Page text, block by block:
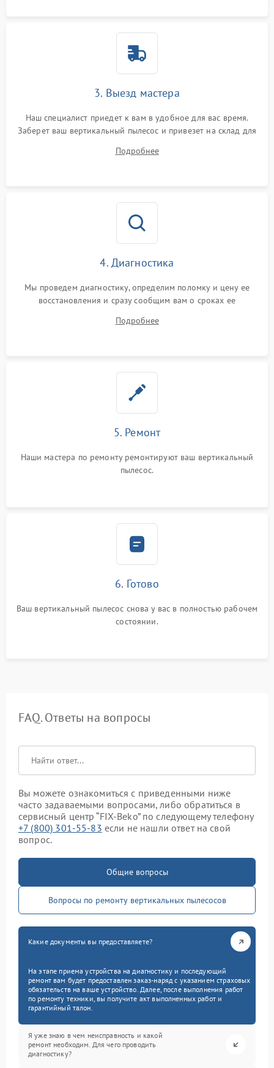
3. Выезд мастера
Наш специалист приедет к вам в удобное для вас время.
Заберет ваш вертикальный пылесос и привезет на склад для
Подробнее
4. Диагностика
Мы проведем диагностику, определим поломку и цену ее
восстановления и сразу сообщим вам о сроках ее
Подробнее
5. Ремонт
Наши мастера по ремонту ремонтируют ваш вертикальный
пылесос.
6. Готово
Ваш вертикальный пылесос снова у вас в полностью рабочем
состоянии.
FAQ. Ответы на вопросы
Вы можете ознакомиться с приведенными ниже
часто задаваемыми вопросами, либо обратиться в
сервисный центр “FIX-Beko” по следующему телефону
+7 (800) 301-55-83 если не нашли ответ на свой
вопрос.
Общие вопросы
Вопросы по ремонту вертикальных пылесосов
Какие документы вы предоставляете?
На этапе приема устройства на диагностику и последующий
ремонт вам будет предоставлен заказ-наряд с указанием страховых
обязательств на ваше устройство. Далее, после выполнения работ
по ремонту техники, вы получите акт выполненных работ и
гарантийный талон.
Я уже знаю в чем неисправность и какой
ремонт необходим. Для чего проводить
диагностику?